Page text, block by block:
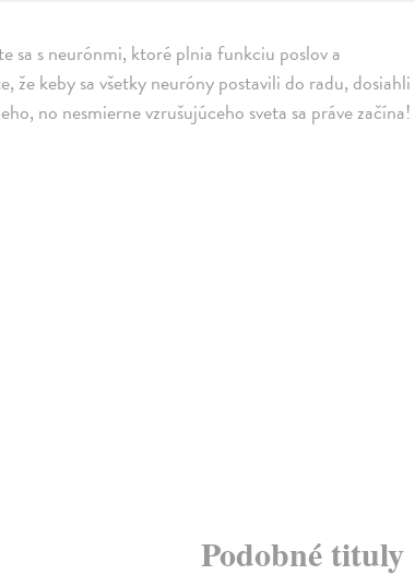
sa s neurónmi, ktoré plnia funkciu poslov a
že keby sa všetky neuróny postavili do radu, dosiahli
no nesmierne vzrušujúceho sveta sa práve začína!
Podobné tituly